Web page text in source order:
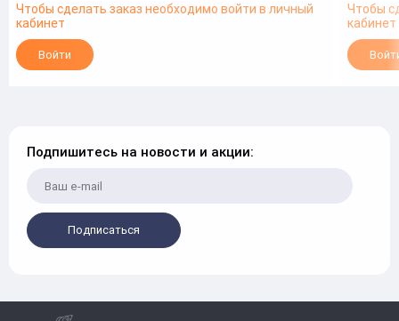
Чтобы сделать заказ необходимо войти в личный
кабинет
Войти
Чтобы
кабинет
Подпишитесь на новости и акции:
Подписаться